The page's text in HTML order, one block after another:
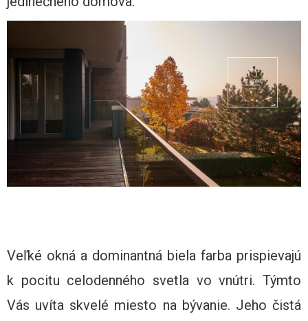
Veľké okná a dominantná biela farba prispievajú
k pocitu celodenného svetla vo vnútri. Týmto
Vás uvíta skvelé miesto na bývanie. Jeho čistá